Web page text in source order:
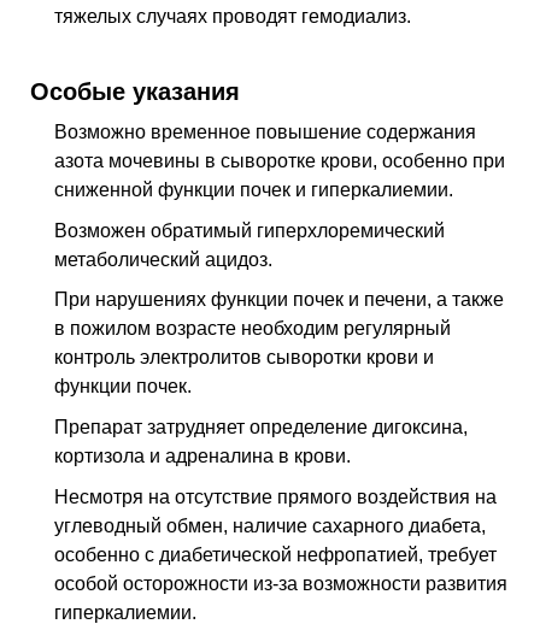
тяжелых случаях проводят гемодиализ.
Особые указания
Возможно временное повышение содержания
азота мочевины в сыворотке крови, особенно при
сниженной функции почек и гиперкалиемии.
Возможен обратимый гиперхлоремический
метаболический ацидоз.
При нарушениях функции почек и печени, а также
в пожилом возрасте необходим регулярный
контроль электролитов сыворотки крови и
функции почек.
Препарат затрудняет определение дигоксина,
кортизола и адреналина в крови.
Несмотря на отсутствие прямого воздействия на
углеводный обмен, наличие сахарного диабета,
особенно с диабетической нефропатией, требует
особой осторожности из-за возможности развития
гиперкалиемии.